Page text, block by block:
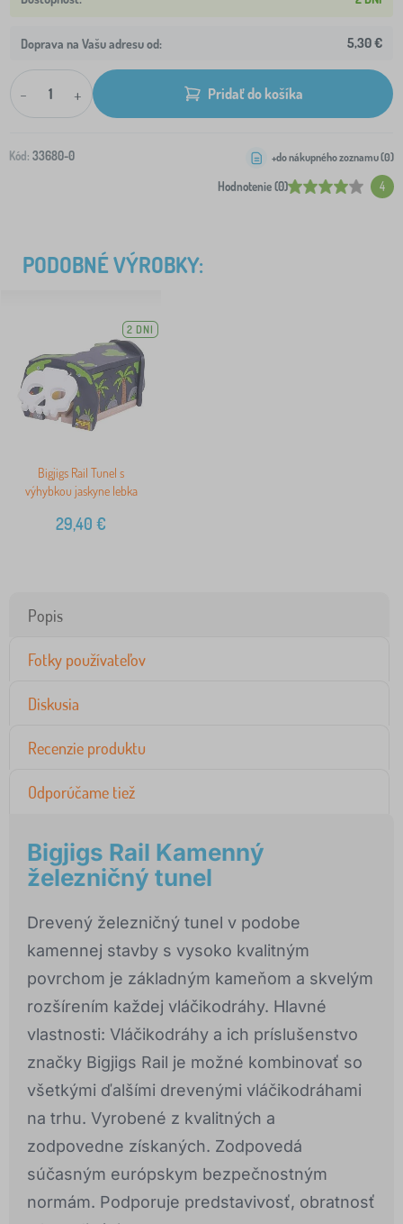
Doprava na Vašu adresu od: 5,30 €
- + Pridať do košíka
Kód: 33680-0
Hodnotenie (0) 4
+do nákupného zoznamu (0)
PODOBNÉ VÝROBKY:
2 DNI
Bigjigs Rail Tunel s
výhybkou jaskyne lebka
29,40 €
Popis
Fotky používateľov
Diskusia
Recenzie produktu
Odporúčame tiež
Bigjigs Rail Kamenný
železničný tunel
Drevený železničný tunel v podobe
kamennej stavby s vysoko kvalitným
povrchom je základným kameňom a skvelým
rozšírením každej vláčikodráhy. Hlavné
vlastnosti: Vláčikodráhy a ich príslušenstvo
značky Bigjigs Rail je možné kombinovať so
všetkými ďalšími drevenými vláčikodráhami
na trhu. Vyrobené z kvalitných a
zodpovedne získaných. Zodpovedá
súčasným európskym bezpečnostným
normám. Podporuje predstavivosť, obratnosť